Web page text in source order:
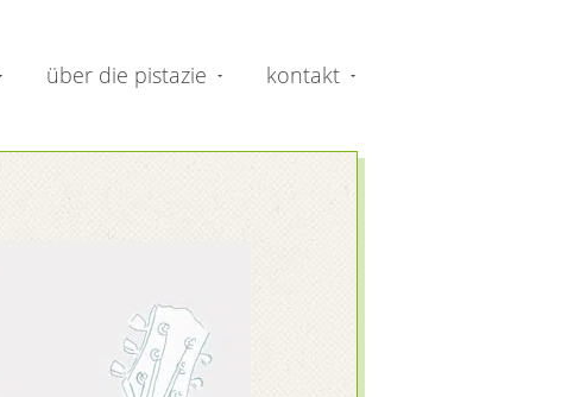
über die pistazie kontakt